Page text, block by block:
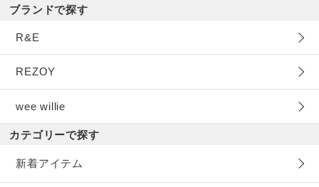
ブランドで探す
R&E
REZOY
wee willie
カテゴリーで探す
新着アイテム